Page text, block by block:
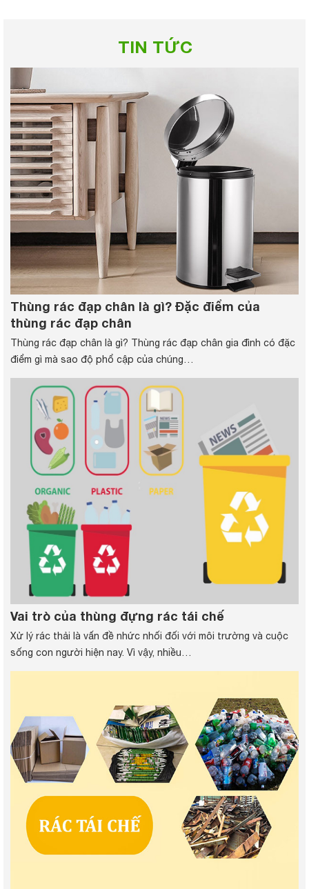
TIN TỨC
Thùng rác đạp chân là gì? Đặc điểm của
thùng rác đạp chân
Thùng rác đạp chân là gì? Thùng rác đạp chân gia đình có đặc
điểm gì mà sao độ phổ cập của chúng…
Vai trò của thùng đựng rác tái chế
Xử lý rác thải là vấn đề nhức nhối đối với môi trường và cuộc
sống con người hiện nay. Vì vậy, nhiều…